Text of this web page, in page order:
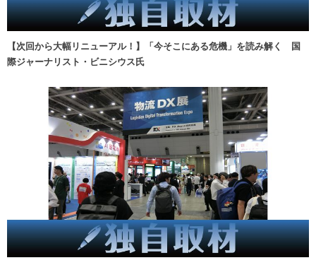
【次回から大幅リニューアル！】「今そこにある危機」を読み解く 国
際ジャーナリスト・ビニシウス氏